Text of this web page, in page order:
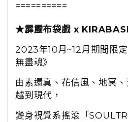
==========
★霹靂布袋戲 x
2023年10月~12月期間限
無盡魂》
由素還真、花信風、地冥
越到現代，
變身視覺系搖滾「